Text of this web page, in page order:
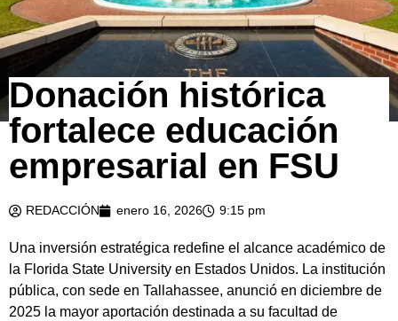
Donación histórica
fortalece educación
empresarial en FSU
REDACCIÓN enero 16, 2026 9:15 pm
Una inversión estratégica redefine el alcance académico de
la Florida State University en Estados Unidos. La institución
pública, con sede en Tallahassee, anunció en diciembre de
2025 la mayor aportación destinada a su facultad de